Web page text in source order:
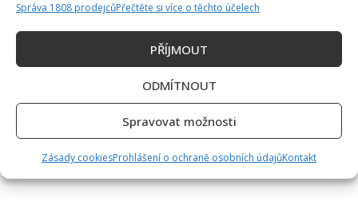
Správa 1808 prodejcůPřečtěte si více o těchto účelech
PŘÍJMOUT
ODMÍTNOUT
Spravovat možnosti
Zásady cookiesProhlášení o ochraně osobních údajůKontakt